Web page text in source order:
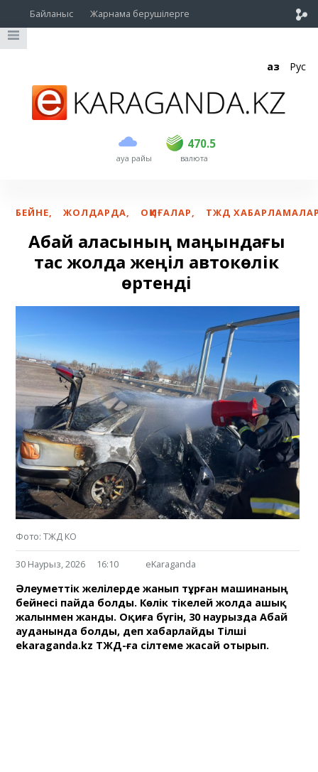
Байланыс Жарнама берушілерге
Қаз Рус
ауа райы
470.5
USD 469 470.5
EUR валюта
БЕЙНЕ, ЖОЛДАРДА, ОҚИҒАЛАР, ТЖД
Абай қаласының маңындағы
тас жолда жеңіл автокөлік
өртенді
Фото: ТЖД КО
30 Наурыз, 2026 16:10 eKaraganda
Әлеуметтік желілерде жанып тұрған машинаның
бейнесі пайда болды. Көлік тікелей жолда ашық
жалынмен жанды. Оқиға бүгін, 30 наурызда Абай
ауданында болды, деп хабарлайды Тілші
ekaraganda.kz ТЖД-ға сілтеме жасай отырып.